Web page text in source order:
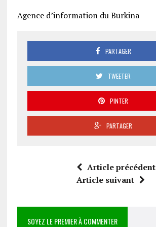
Agence d’information du Burkina
PARTAGER
TWEETER
PINTER
PARTAGER
Article précédent
Article suivant
SOYEZ LE PREMIER À COMMENTER